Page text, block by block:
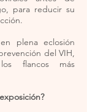
para reducir su
plena eclosión
del VIH,
flancos más